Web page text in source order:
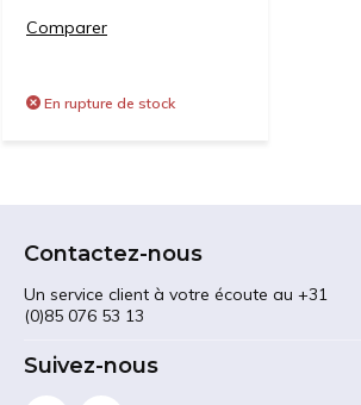
Comparer
En rupture de stock
Contactez-nous
Un service client à votre écoute au +31
(0)85 076 53 13
Suivez-nous